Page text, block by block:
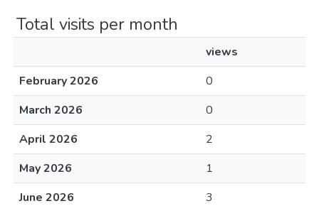
Total visits per month
views
February 2026
0
March 2026
0
April 2026
2
May 2026
1
June 2026
3